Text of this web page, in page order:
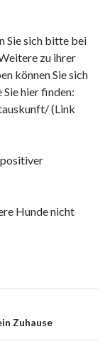
Sie sich bitte bei
zu ihrer
können Sie sich
hier finden:
(Link
Hunde nicht
Zuhause